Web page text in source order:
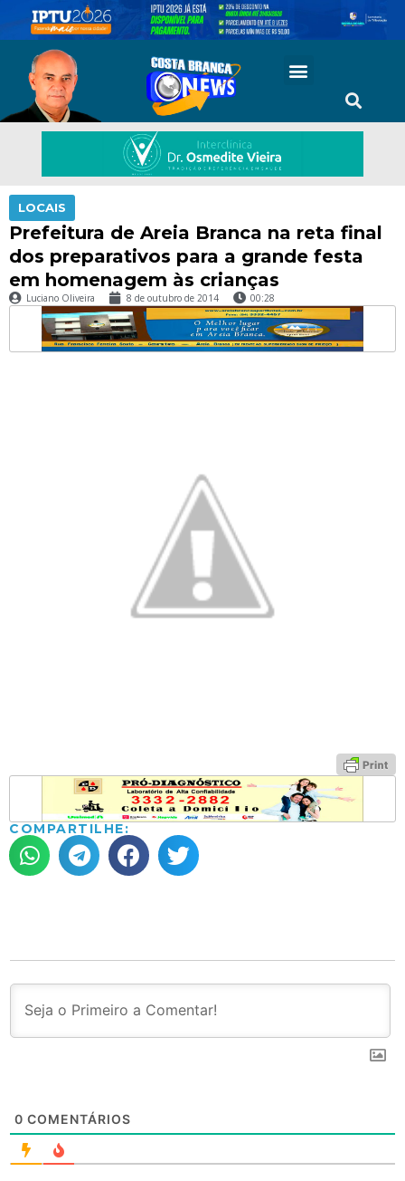
LOCAIS
Prefeitura de Areia Branca na reta final
dos preparativos para a grande festa
em homenagem às crianças
Luciano Oliveira 8 de outubro de 2014 00:28
COMPARTILHE:
0 COMENTÁRIOS